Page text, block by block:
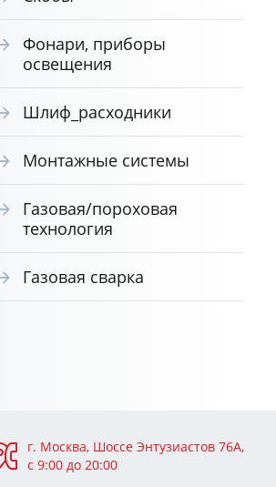
Фонари, приборы
освещения
Шлиф_расходники
Монтажные системы
Газовая/пороховая
технология
Газовая сварка
г. Москва, Шоссе Энтузиастов 76А,
с 9:00 до 20:00